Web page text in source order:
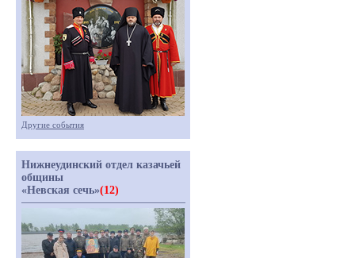
Другие события
Нижнеудинский отдел казачьей
общины
«Невская сечь»(12)